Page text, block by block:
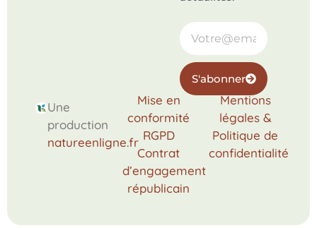
S'abonner
Une
production
natureenligne.fr
Mise en
conformité
RGPD
Contrat
d’engagement
républicain
Mentions
légales &
Politique de
confidentialité